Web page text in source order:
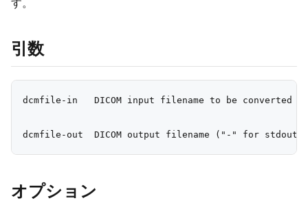
す。
引数
dcmfile-in   DICOM input filename to be
オプション